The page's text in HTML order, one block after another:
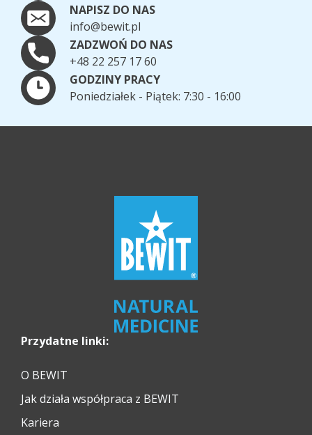
NAPISZ DO NAS
info@bewit.pl
ZADZWOŃ DO NAS
+48 22 257 17 60
GODZINY PRACY
Poniedziałek - Piątek: 7:30 - 16:00
Przydatne linki:
O BEWIT
Jak działa współpraca z BEWIT
Kariera